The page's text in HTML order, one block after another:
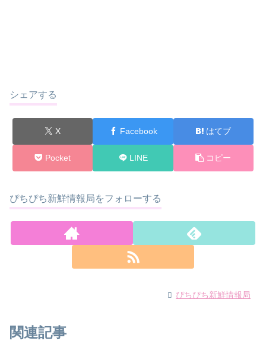
シェアする
X Facebook はてブ
Pocket LINE コピー
ぴちぴち新鮮情報局をフォローする
ぴちぴち新鮮情報局
関連記事